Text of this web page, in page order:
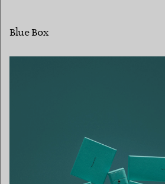
Blue Box